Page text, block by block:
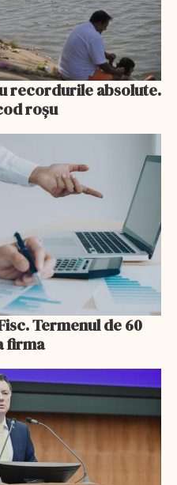
recordurile absolute.
roșu
Termenul de 60
firma